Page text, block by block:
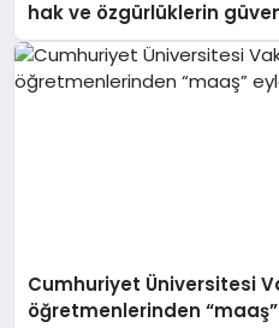
hak ve özgürlüklerin
Türkiye hepimizin ortak
Cumhuriyet Üniversitesi
öğretmenlerinden